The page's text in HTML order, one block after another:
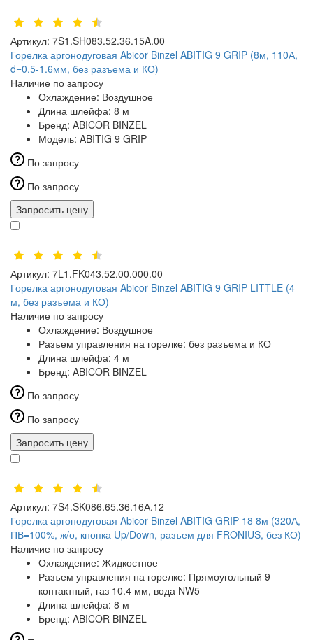
Артикул: 7S1.SH083.52.36.15A.00
Горелка аргонодуговая Abicor Binzel ABITIG 9 GRIP (8м, 110А,
d=0.5-1.6мм, без разъема и КО)
Наличие по запросу
Охлаждение: Воздушное
Длина шлейфа: 8 м
Бренд: ABICOR BINZEL
Модель: ABITIG 9 GRIP
По запросу
По запросу
Запросить цену
Артикул: 7L1.FK043.52.00.000.00
Горелка аргонодуговая Abicor Binzel ABITIG 9 GRIP LITTLE (4
м, без разъема и КО)
Наличие по запросу
Охлаждение: Воздушное
Разъем управления на горелке: без разъема и КО
Длина шлейфа: 4 м
Бренд: ABICOR BINZEL
По запросу
По запросу
Запросить цену
Артикул: 7S4.SK086.65.36.16А.12
Горелка аргонодуговая Abicor Binzel ABITIG GRIP 18 8м (320А,
ПВ=100%, ж/о, кнопка Up/Down, разъем для FRONIUS, без КО)
Наличие по запросу
Охлаждение: Жидкостное
Разъем управления на горелке: Прямоугольный 9-
контактный, газ 10.4 мм, вода NW5
Длина шлейфа: 8 м
Бренд: ABICOR BINZEL